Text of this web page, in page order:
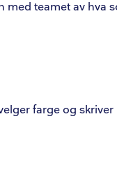
med teamet av hva
farge og skriver